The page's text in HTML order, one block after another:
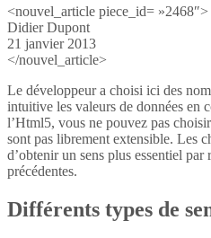
<nouvel_article piece_id= »2468″>
Didier Dupont
21 janvier 2013
</nouvel_article>
Le développeur a choisi ici des
intuitive les valeurs de données en
l’Html5, vous ne pouvez pas
sont pas librement extensible. Les
d’obtenir un sens plus essentiel
précédentes.
Différents types de